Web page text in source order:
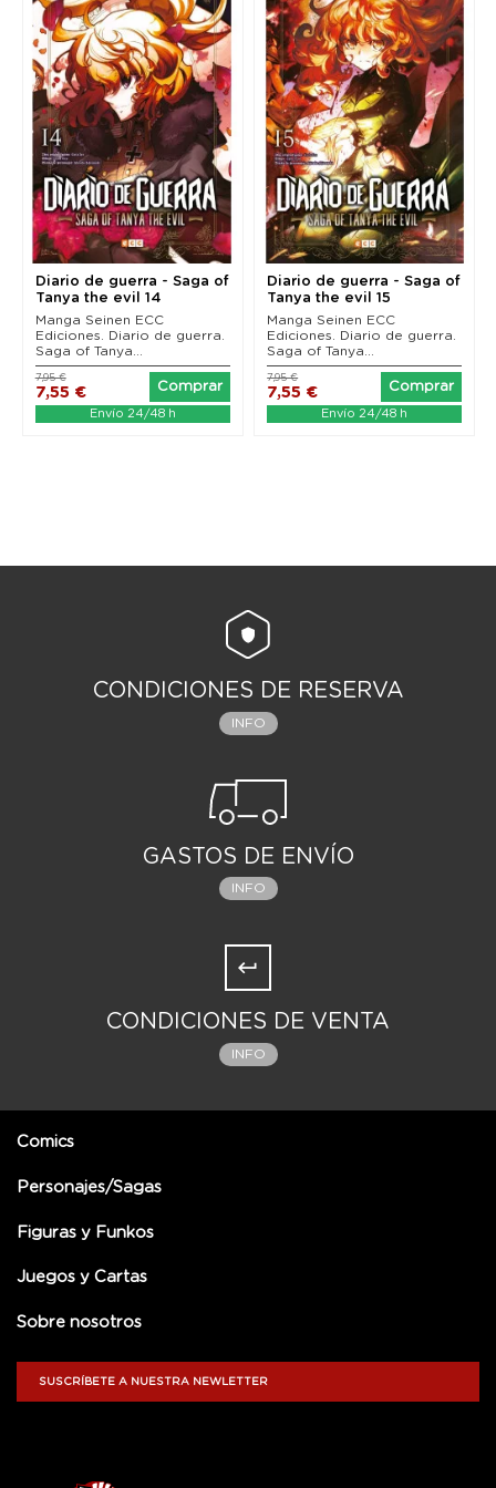
Diario de guerra - Saga of
Tanya the evil 14
Manga Seinen ECC
Ediciones. Diario de guerra.
Saga of Tanya...
7,55 €
7,95 €
Comprar
Envío 24/48 h
Diario de guerra - Saga of
Tanya the evil 15
Manga Seinen ECC
Ediciones. Diario de guerra.
Saga of Tanya...
7,55 €
7,95 €
Comprar
Envío 24/48 h
CONDICIONES DE RESERVA
INFO
GASTOS DE ENVÍO
INFO
CONDICIONES DE VENTA
INFO
Comics
Personajes/Sagas
Figuras y Funkos
Juegos y Cartas
Sobre nosotros
SUSCRÍBETE A NUESTRA NEWLETTER